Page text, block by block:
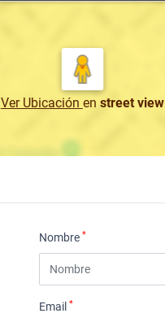
Ver Ubicación en street view
Nombre*
Email*